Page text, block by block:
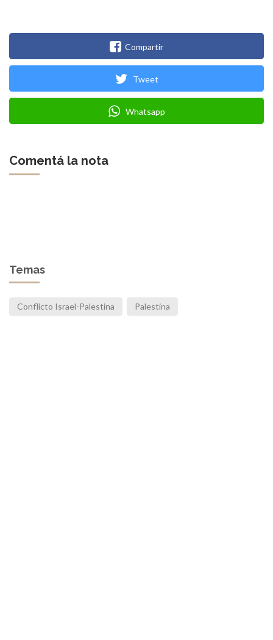
Compartir
Tweet
Whatsapp
Comentá la nota
Temas
Conflicto Israel-Palestina Palestina